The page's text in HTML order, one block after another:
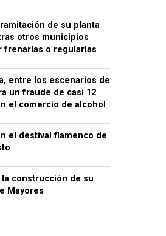
de su planta
otros municipios
frenarlas o regularlas
entre los escenarios de
un fraude de casi 12
el comercio de alcohol
el destival flamenco de
la construcción de su
Mayores